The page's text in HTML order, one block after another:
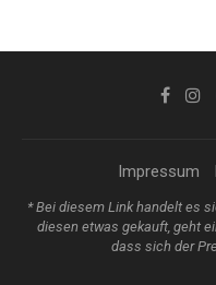
Impressum
* Bei diesem Link handelt es
diesen etwas gekauft, geht
dass sich der